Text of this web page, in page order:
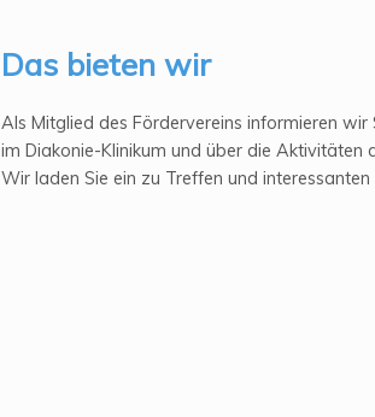
Das bieten wir
Als Mitglied des Fördervereins informieren
im Diakonie-Klinikum und über die Aktivitäten
Wir laden Sie ein zu Treffen und